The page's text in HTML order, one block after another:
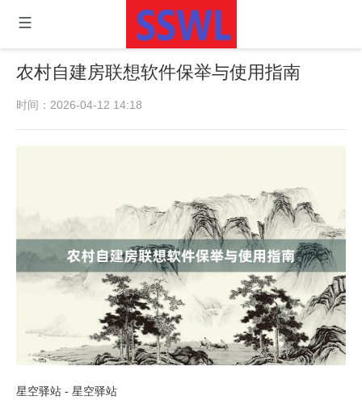
农村自建房联想软件保举与使用指南
时间：2026-04-12 14:18
星空驿站 - 星空驿站